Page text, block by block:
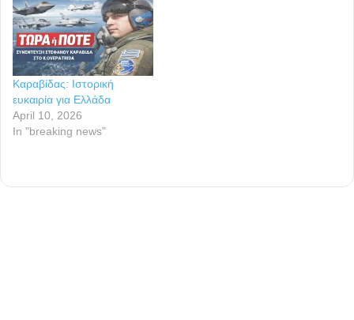
Καραβίδας: Ιστορική
ευκαιρία για Ελλάδα
April 10, 2026
In "breaking news"